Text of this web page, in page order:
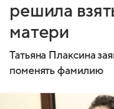
решила
матери
Татьяна Плаксина
поменять фамилию